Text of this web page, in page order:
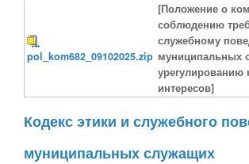
pol_kom682_09102025.zip
[Положение о
соблюдению
служебному
муниципальных
урегулированию
интересов]
Кодекс этики и служебного
муниципальных служащих